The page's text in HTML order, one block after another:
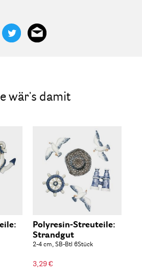
wär's damit
Polyresin-Streuteile:
Strandgut
2-4 cm, SB-Btl 6Stück
3,29 €